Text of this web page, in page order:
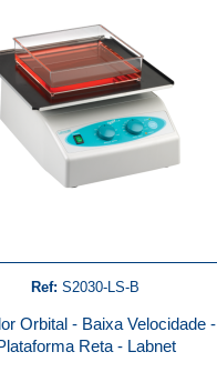
Ref: S2030-LS-B
Orbital - Baixa Velocidade -
Reta - Labnet